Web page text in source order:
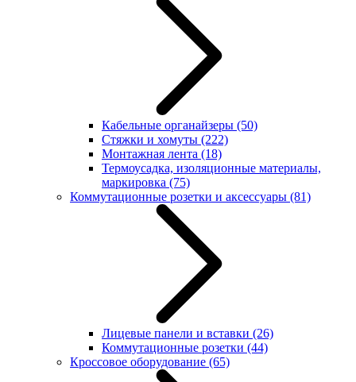
Кабельные органайзеры (50)
Стяжки и хомуты (222)
Монтажная лента (18)
Термоусадка, изоляционные материалы,
маркировка (75)
Коммутационные розетки и аксессуары (81)
Лицевые панели и вставки (26)
Коммутационные розетки (44)
Кроссовое оборудование (65)